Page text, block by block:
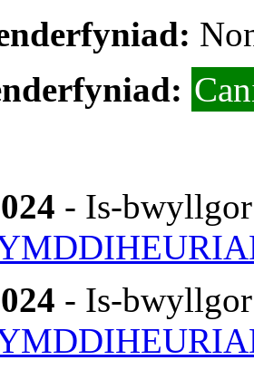
- Is-
- Is-